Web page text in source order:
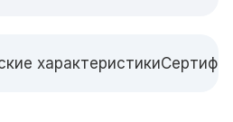
характеристики